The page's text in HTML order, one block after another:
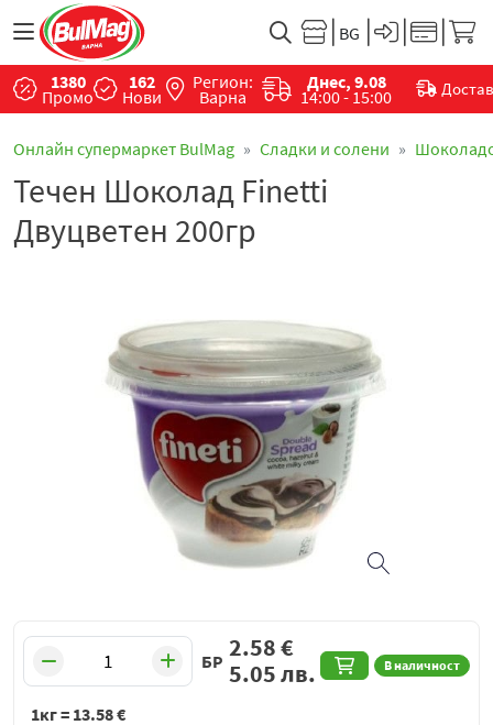
1380
Промо
162
Нови
Регион:
Варна
Днес, 9.08
14:00 - 15:00
Онлайн супермаркет BulMag Сладки и солени
Течен Шоколад Finetti
Двуцветен 200гр
БР В наличност
2.58€
5.05лв.
1кг = 13.58€